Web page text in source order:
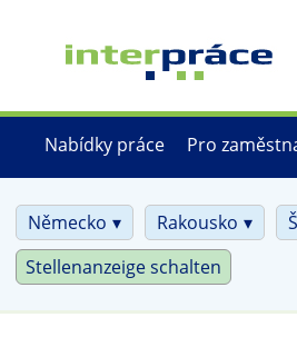
hlavnímu
Nabídky práce Pro
Německo Rakousko
Stellenanzeige schalten